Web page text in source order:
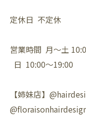
定休日 不定休
営業時間 月〜土
日 10:00〜19:00
【姉妹店】